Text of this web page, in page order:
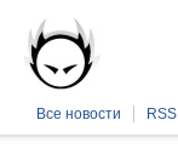
Все новости RSS